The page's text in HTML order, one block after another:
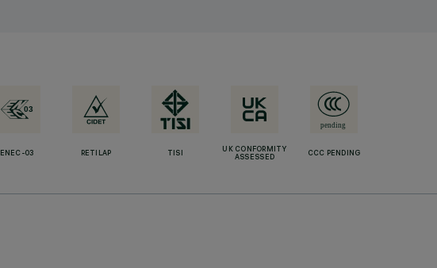
ENEC-03 RETILAP TISI
UK CONFORMITY
ASSESSED
CCC PENDING